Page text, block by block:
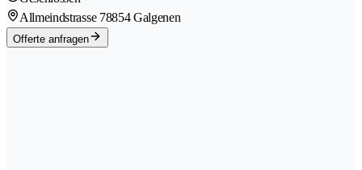
Allmeindstrasse 78854 Galgenen
Offerte anfragen